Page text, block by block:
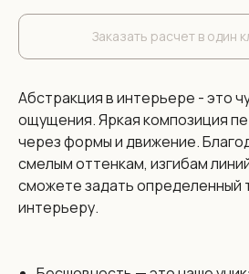
Заказать расчет в один
Абстракция в интерьере - это
ощущения. Яркая композиция
через формы и движение.
смелым оттенкам, изгибам
сможете задать определенный
интерьеру.